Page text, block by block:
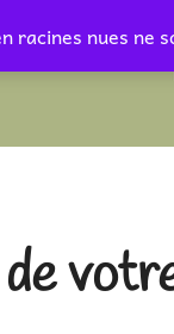
racines nues ne